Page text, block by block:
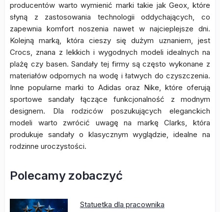
producentów warto wymienić marki takie jak Geox, które
słyną z zastosowania technologii oddychających, co
zapewnia komfort noszenia nawet w najcieplejsze dni.
Kolejną marką, która cieszy się dużym uznaniem, jest
Crocs, znana z lekkich i wygodnych modeli idealnych na
plażę czy basen. Sandały tej firmy są często wykonane z
materiałów odpornych na wodę i łatwych do czyszczenia.
Inne popularne marki to Adidas oraz Nike, które oferują
sportowe sandały łączące funkcjonalność z modnym
designem. Dla rodziców poszukujących eleganckich
modeli warto zwrócić uwagę na markę Clarks, która
produkuje sandały o klasycznym wyglądzie, idealne na
rodzinne uroczystości.
Polecamy zobaczyć
Statuetka dla pracownika